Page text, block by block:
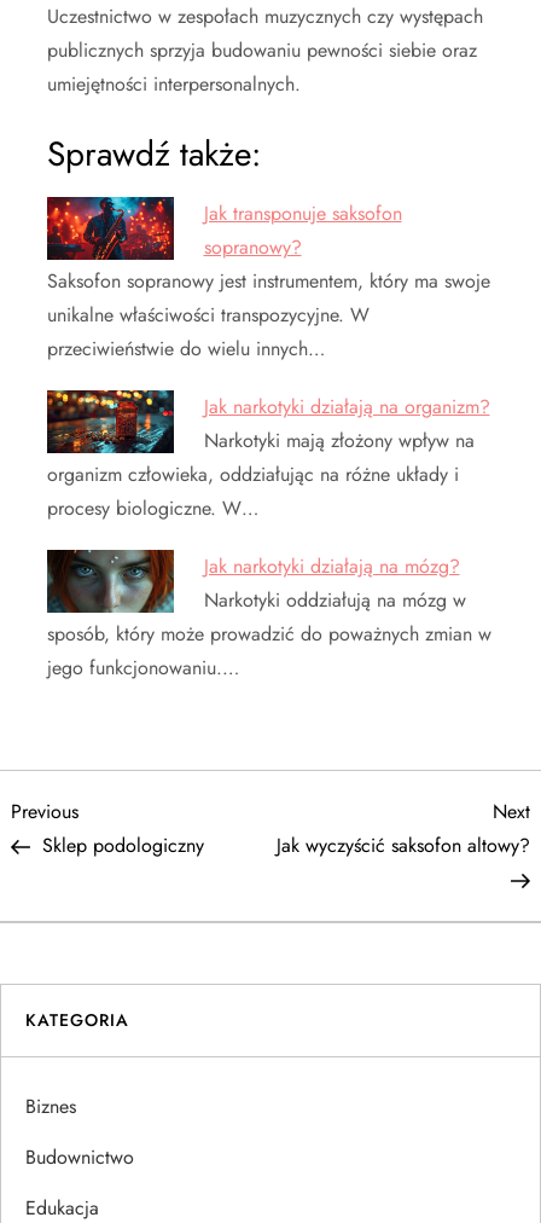
Uczestnictwo w zespołach muzycznych czy występach
publicznych sprzyja budowaniu pewności siebie oraz
umiejętności interpersonalnych.
Sprawdź także:
Jak transponuje saksofon
sopranowy?
Saksofon sopranowy jest instrumentem, który ma swoje
unikalne właściwości transpozycyjne. W
przeciwieństwie do wielu innych…
Jak narkotyki działają na organizm?
Narkotyki mają złożony wpływ na
organizm człowieka, oddziałując na różne układy i
procesy biologiczne. W…
Jak narkotyki działają na mózg?
Narkotyki oddziałują na mózg w
sposób, który może prowadzić do poważnych zmian w
jego funkcjonowaniu.…
N
w
i
g
a
c
Previous
Post
Previous
Sklep podologiczny
Next
Jak wyczyścić saksofon altowy?
KATEGORIA
Biznes
Budownictwo
Edukacja